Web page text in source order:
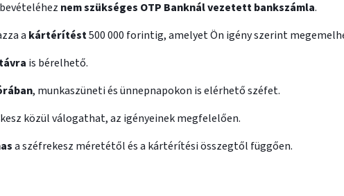
nem szükséges OTP Banknál vezetett bankszámla.
a kártérítést500 000 forintig, amelyet Ön igény szerint
is bérelhető.
, munkaszüneti és ünnepnapokon is elérhető széfet.
közül válogathat, az igényeinek megfelelően.
a széfrekesz méretétől és a kártérítési összegtől függően.